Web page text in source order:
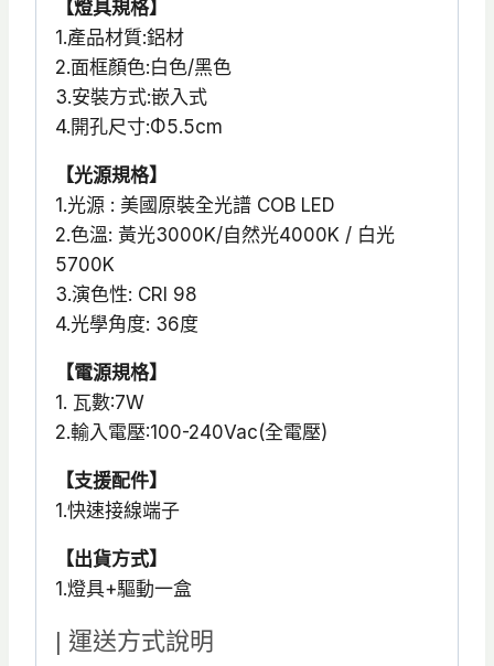
【燈具規格】
1.產品材質:鋁材
2.面框顏色:白色/黑色
3.安裝方式:嵌入式
4.開孔尺寸:Φ5.5cm
【光源規格】
1.光源 : 美國原裝全光譜 COB LED
2.色溫: 黃光3000K/自然光4000K / 白光
5700K
3.演色性: CRI 98
4.光學角度: 36度
【電源規格】
1. 瓦數:7W
2.輸入電壓:100-240Vac(全電壓)
【支援配件】
1.快速接線端子
【出貨方式】
1.燈具+驅動一盒
| 運送方式說明